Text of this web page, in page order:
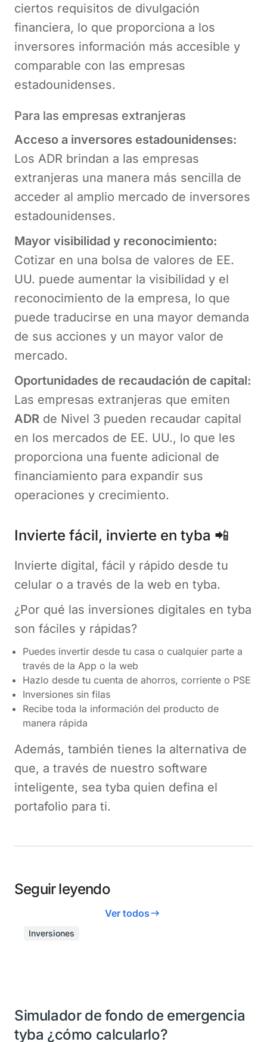
ciertos requisitos de divulgación
financiera, lo que proporciona a los
inversores información más accesible y
comparable con las empresas
estadounidenses.
Para las empresas extranjeras
Acceso a inversores estadounidenses:
Los ADR brindan a las empresas
extranjeras una manera más sencilla de
acceder al amplio mercado de inversores
estadounidenses.
Mayor visibilidad y reconocimiento:
Cotizar en una bolsa de valores de EE.
UU. puede aumentar la visibilidad y el
reconocimiento de la empresa, lo que
puede traducirse en una mayor demanda
de sus acciones y un mayor valor de
mercado.
Oportunidades de recaudación de capital:
Las empresas extranjeras que emiten
ADR de Nivel 3 pueden recaudar capital
en los mercados de EE. UU., lo que les
proporciona una fuente adicional de
financiamiento para expandir sus
operaciones y crecimiento.
Invierte fácil, invierte en tyba 📲
Invierte digital, fácil y rápido desde tu
celular o a través de la web en tyba.
¿Por qué las inversiones digitales en tyba
son fáciles y rápidas?
Puedes invertir desde tu casa o cualquier parte a
través de la App o la web
Hazlo desde tu cuenta de ahorros, corriente o PSE
Inversiones sin filas
Recibe toda la información del producto de
manera rápida
Además, también tienes la alternativa de
que, a través de nuestro software
inteligente, sea tyba quien defina el
portafolio para ti.
Seguir leyendo
Ver todos
Inversiones
Simulador de fondo de emergencia
tyba ¿cómo calcularlo?